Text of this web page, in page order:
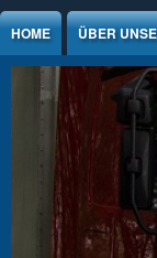
Jump to Content
HOME ÜBER